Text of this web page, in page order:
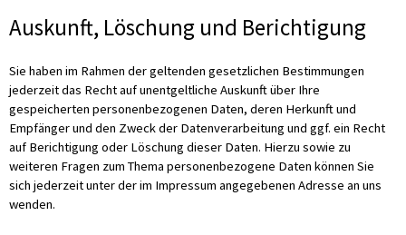
Auskunft, Löschung und Berichtigung
Sie haben im Rahmen der geltenden gesetzlichen Bestimmungen
jederzeit das Recht auf unentgeltliche Auskunft über Ihre
gespeicherten personenbezogenen Daten, deren Herkunft und
Empfänger und den Zweck der Datenverarbeitung und ggf. ein Recht
auf Berichtigung oder Löschung dieser Daten. Hierzu sowie zu
weiteren Fragen zum Thema personenbezogene Daten können Sie
sich jederzeit unter der im Impressum angegebenen Adresse an uns
wenden.